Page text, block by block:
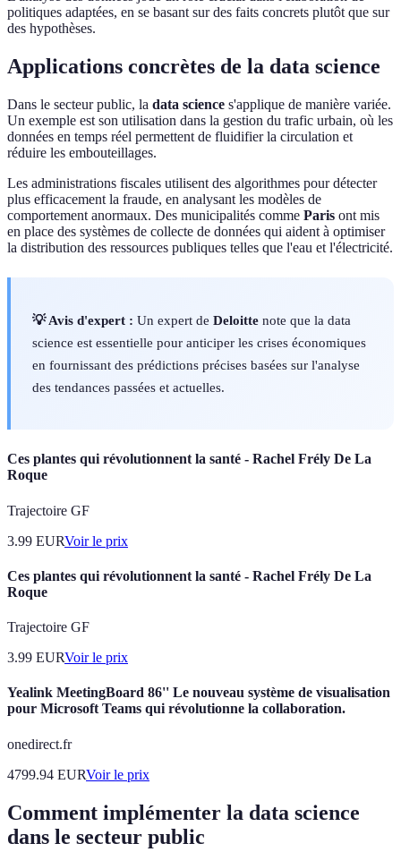
politiques adaptées, en se basant sur des faits concrets plutôt que sur
des hypothèses.
Applications concrètes de la data science
Dans le secteur public, la data science s'applique de manière variée.
Un exemple est son utilisation dans la gestion du trafic urbain, où les
données en temps réel permettent de fluidifier la circulation et
réduire les embouteillages.
Les administrations fiscales utilisent des algorithmes pour détecter
plus efficacement la fraude, en analysant les modèles de
comportement anormaux. Des municipalités comme Paris ont mis
en place des systèmes de collecte de données qui aident à optimiser
la distribution des ressources publiques telles que l'eau et l'électricité.
💡 Avis d'expert : Un expert de Deloitte note que la data
science est essentielle pour anticiper les crises économiques
en fournissant des prédictions précises basées sur l'analyse
des tendances passées et actuelles.
Ces plantes qui révolutionnent la santé - Rachel Frély De La
Roque
Trajectoire GF
3.99 EURVoir le prix
Ces plantes qui révolutionnent la santé - Rachel Frély De La
Roque
Trajectoire GF
3.99 EURVoir le prix
Yealink MeetingBoard 86'' Le nouveau système de visualisation
pour Microsoft Teams qui révolutionne la collaboration.
onedirect.fr
4799.94 EURVoir le prix
Comment implémenter la data science
dans le secteur public